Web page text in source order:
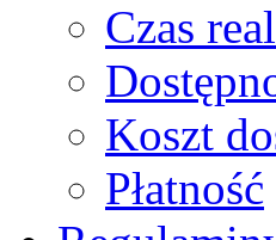
Czas
Koszt
Płatność